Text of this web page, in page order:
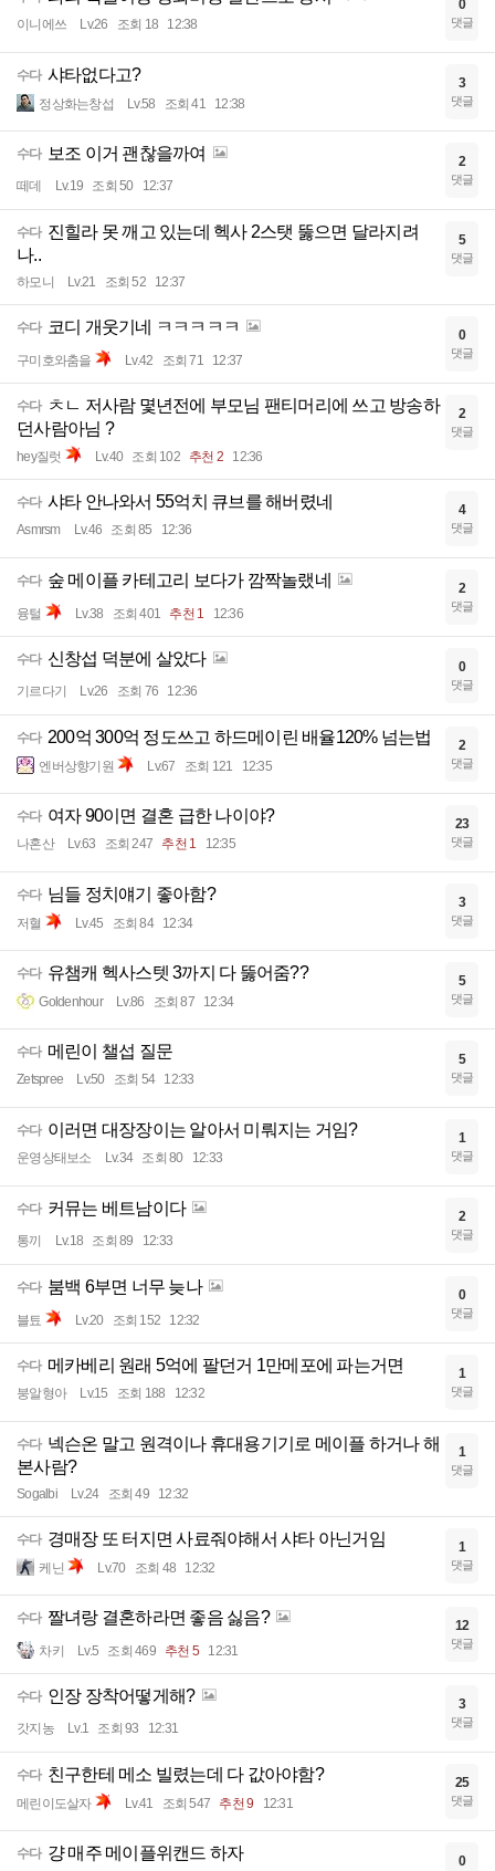
이니에쓰 Lv.26 조회 18 12:38
0
댓글
수다 샤타없다고?
정상화는창섭 Lv.58 조회 41 12:38
3
댓글
수다 보조 이거 괜찮을까여
떼데 Lv.19 조회 50 12:37
2
댓글
수다 진힐라 못 깨고 있는데 헥사 2스탯 뚫으면 달라지려
나..
하모니 Lv.21 조회 52 12:37
5
댓글
수다 코디 개웃기네 ㅋㅋㅋㅋㅋ
구미호와춤을 Lv.42 조회 71 12:37
0
댓글
수다 ㅊㄴ 저사람 몇년전에 부모님 팬티머리에 쓰고 방송하
던사람아님 ?
hey질럿 Lv.40 조회 102 추천 2 12:36
2
댓글
수다 샤타 안나와서 55억치 큐브를 해버렸네
Asmrsm Lv.46 조회 85 12:36
4
댓글
수다 숲 메이플 카테고리 보다가 깜짝놀랬네
융털 Lv.38 조회 401 추천 1 12:36
2
댓글
수다 신창섭 덕분에 살았다
기르다기 Lv.26 조회 76 12:36
0
댓글
수다 200억 300억 정도쓰고 하드메이린 배율120% 넘는법
엔버상향기원 Lv.67 조회 121 12:35
2
댓글
수다 여자 90이면 결혼 급한 나이야?
나혼산 Lv.63 조회 247 추천 1 12:35
23
댓글
수다 님들 정치얘기 좋아함?
저혈 Lv.45 조회 84 12:34
3
댓글
수다 유챔캐 헥사스텟 3까지 다 뚫어줌??
Goldenhour Lv.86 조회 87 12:34
5
댓글
수다 메린이 챌섭 질문
Zetspree Lv.50 조회 54 12:33
5
댓글
수다 이러면 대장장이는 알아서 미뤄지는 거임?
운영상태보소 Lv.34 조회 80 12:33
1
댓글
수다 커뮤는 베트남이다
통끼 Lv.18 조회 89 12:33
2
댓글
수다 붐백 6부면 너무 늦나
블툐 Lv.20 조회 152 12:32
0
댓글
수다 메카베리 원래 5억에 팔던거 1만메포에 파는거면
붕알형아 Lv.15 조회 188 12:32
1
댓글
수다 넥슨온 말고 원격이나 휴대용기기로 메이플 하거나 해
본사람?
Sogalbi Lv.24 조회 49 12:32
1
댓글
수다 경매장 또 터지면 사료줘야해서 샤타 아닌거임
케닌 Lv.70 조회 48 12:32
1
댓글
수다 짤녀랑 결혼하라면 좋음 싫음?
차키 Lv.5 조회 469 추천 5 12:31
12
댓글
수다 인장 장착어떻게해?
갓지농 Lv.1 조회 93 12:31
3
댓글
수다 친구한테 메소 빌렸는데 다 값아야함?
메린이도살자 Lv.41 조회 547 추천 9 12:31
25
댓글
수다 걍 매주 메이플위캔드 하자 0